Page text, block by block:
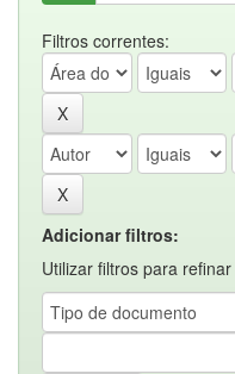
Filtros correntes:
Adicionar filtros:
Utilizar filtros para